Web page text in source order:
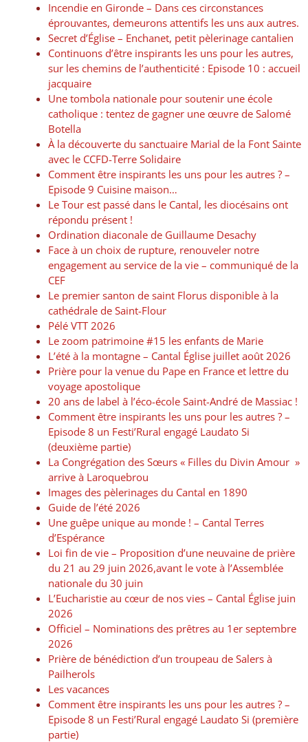
Incendie en Gironde – Dans ces circonstances
éprouvantes, demeurons attentifs les uns aux autres.
Secret d’Église – Enchanet, petit pèlerinage cantalien
Continuons d’être inspirants les uns pour les autres,
sur les chemins de l’authenticité : Episode 10 : accueil
jacquaire
Une tombola nationale pour soutenir une école
catholique : tentez de gagner une œuvre de Salomé
Botella
À la découverte du sanctuaire Marial de la Font Sainte
avec le CCFD-Terre Solidaire
Comment être inspirants les uns pour les autres ? –
Episode 9 Cuisine maison…
Le Tour est passé dans le Cantal, les diocésains ont
répondu présent !
Ordination diaconale de Guillaume Desachy
Face à un choix de rupture, renouveler notre
engagement au service de la vie – communiqué de la
CEF
Le premier santon de saint Florus disponible à la
cathédrale de Saint-Flour
Pélé VTT 2026
Le zoom patrimoine #15 les enfants de Marie
L’été à la montagne – Cantal Église juillet août 2026
Prière pour la venue du Pape en France et lettre du
voyage apostolique
20 ans de label à l’éco-école Saint-André de Massiac !
Comment être inspirants les uns pour les autres ? –
Episode 8 un Festi’Rural engagé Laudato Si
(deuxième partie)
La Congrégation des Sœurs « Filles du Divin Amour »
arrive à Laroquebrou
Images des pèlerinages du Cantal en 1890
Guide de l’été 2026
Une guêpe unique au monde ! – Cantal Terres
d’Espérance
Loi fin de vie – Proposition d’une neuvaine de prière
du 21 au 29 juin 2026,avant le vote à l’Assemblée
nationale du 30 juin
L’Eucharistie au cœur de nos vies – Cantal Église juin
2026
Officiel – Nominations des prêtres au 1er septembre
2026
Prière de bénédiction d’un troupeau de Salers à
Pailherols
Les vacances
Comment être inspirants les uns pour les autres ? –
Episode 8 un Festi’Rural engagé Laudato Si (première
partie)